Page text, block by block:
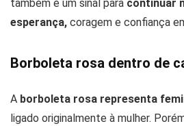
também é um sinal para continuar
esperança, coragem e confiança
Borboleta rosa dentro de
A borboleta rosa representa
ligado originalmente à mulher.